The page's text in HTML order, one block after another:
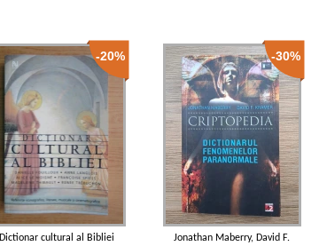
-20%
Dictionar cultural al Bibliei
-30%
Jonathan Maberry, David F.